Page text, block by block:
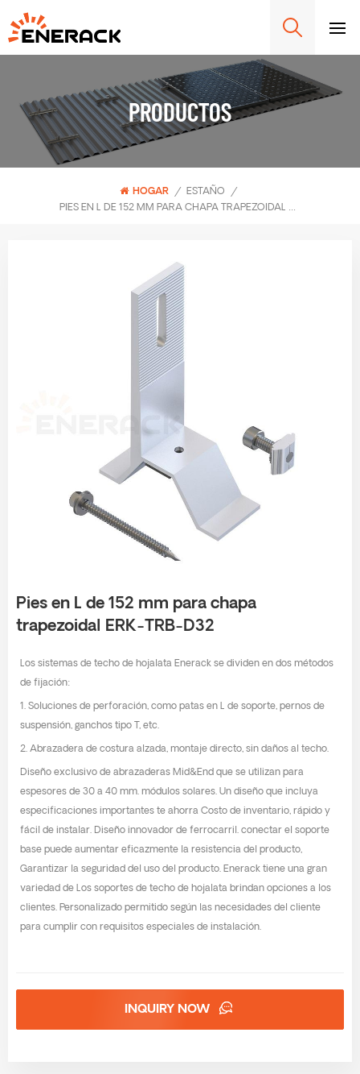
PRODUCTOS
HOGAR / ESTAÑO
/
PIES EN L DE 152 MM PARA CHAPA TRAPEZOIDAL ERK-TRB-D32
Pies en L de 152 mm para chapa
trapezoidal ERK-TRB-D32
Los sistemas de techo de hojalata Enerack se dividen en dos métodos
de fijación:
1. Soluciones de perforación, como patas en L de soporte, pernos de
suspensión, ganchos tipo T, etc.
2. Abrazadera de costura alzada, montaje directo, sin daños al techo.
Diseño exclusivo de abrazaderas Mid&End que se utilizan para
espesores de 30 a 40 mm. módulos solares. Un diseño que incluya
especificaciones importantes te ahorra Costo de inventario, rápido y
fácil de instalar. Diseño innovador de ferrocarril. conectar el soporte
base puede aumentar eficazmente la resistencia del producto,
Garantizar la seguridad del uso del producto. Enerack tiene una gran
variedad de Los soportes de techo de hojalata brindan opciones a los
clientes. Personalizado permitido según las necesidades del cliente
para cumplir con requisitos especiales de instalación.
INQUIRY NOW